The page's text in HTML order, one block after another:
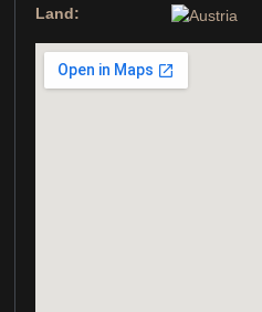
Land: